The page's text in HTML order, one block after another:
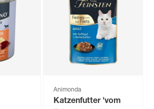
Animonda
Katzenfutter 'vom